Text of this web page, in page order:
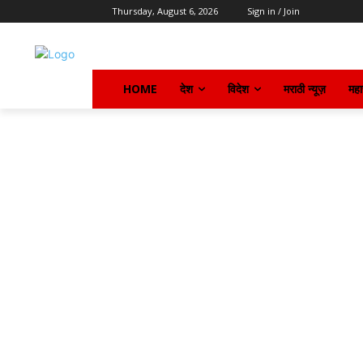
Thursday, August 6, 2026 Sign in / Join
HOME देश विदेश मराठी न्यूज़